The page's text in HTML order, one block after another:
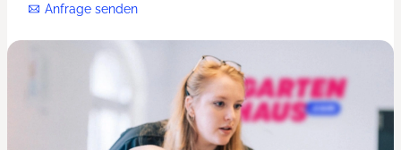
Anfrage senden